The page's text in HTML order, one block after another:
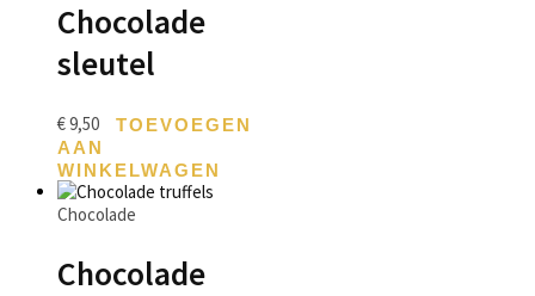
Chocolade
sleutel
€9,50
TOEVOEGEN
AAN
WINKELWAGEN
Chocolade
Chocolade